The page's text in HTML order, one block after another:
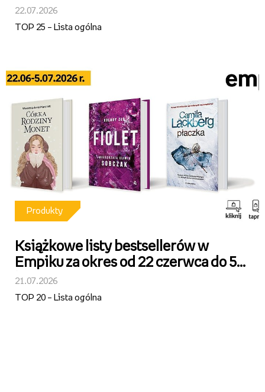
r.
22.07.2026
TOP 25 – Lista ogólna
Produkty
Książkowe listy bestsellerów w
Empiku za okres od 22 czerwca do 5
lipca 2026 r.
21.07.2026
TOP 20 – Lista ogólna